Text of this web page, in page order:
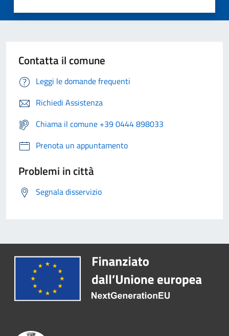
Contatta il comune
Leggi le domande frequenti
Richiedi Assistenza
Chiama il comune +39 0444 898033
Prenota un appuntamento
Problemi in città
Segnala disservizio